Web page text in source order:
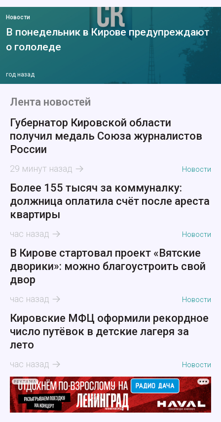
Новости
В понедельник в Кирове предупреждают
о гололеде
год назад
Лента новостей
Губернатор Кировской области
получил медаль Союза журналистов
России
29 минут назад Новости
Более 155 тысяч за коммуналку:
должница оплатила счёт после ареста
квартиры
час назад Новости
В Кирове стартовал проект «Вятские
дворики»: можно благоустроить свой
двор
час назад Новости
Кировские МФЦ оформили рекордное
число путёвок в детские лагеря за
лето
час назад Новости
РЕКЛАМА